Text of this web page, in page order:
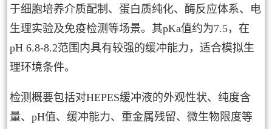
于细胞培养介质配制、蛋白质纯化、酶反应体系、电
生理实验及免疫检测等场景。其pKa值约为7.5，在
pH 6.8-8.2范围内具有较强的缓冲能力，适合模拟生
理环境条件。
检测概要包括对HEPES缓冲液的外观性状、纯度含
量、pH值、缓冲能力、重金属残留、微生物限度等